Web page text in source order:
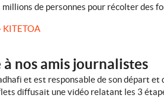
de personnes pour récolter des
KITETOA
nos amis journalistes
et est responsable de son départ
diffusait une vidéo relatant les 3